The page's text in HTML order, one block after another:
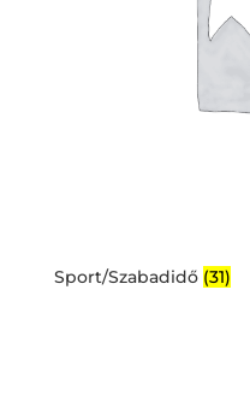
Sport/Szabadidő (31)